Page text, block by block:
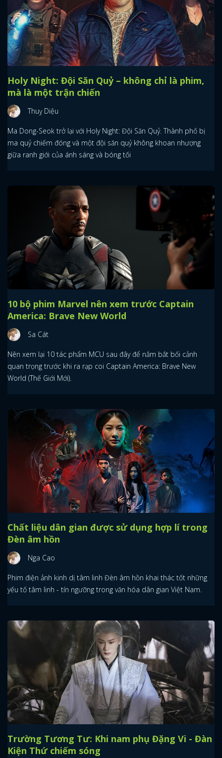
Holy Night: Đội Săn Quỷ – không chỉ là phim,
mà là một trận chiến
Thuỵ Diệu
Ma Dong-Seok trở lại với Holy Night: Đội Săn Quỷ. Thành phố bị
ma quỷ chiếm đóng và một đội săn quỷ không khoan nhượng
giữa ranh giới của ánh sáng và bóng tối
10 bộ phim Marvel nên xem trước Captain
America: Brave New World
Sa Cát
Nên xem lại 10 tác phẩm MCU sau đây để nắm bắt bối cảnh
quan trọng trước khi ra rạp coi Captain America: Brave New
World (Thế Giới Mới).
Chất liệu dân gian được sử dụng hợp lí trong
Đèn âm hồn
Nga Cao
Phim điện ảnh kinh dị tâm linh Đèn âm hồn khai thác tốt những
yếu tố tâm linh - tín ngưỡng trong văn hóa dân gian Việt Nam.
Trường Tương Tư: Khi nam phụ Đặng Vi - Đàn
Kiện Thứ chiếm sóng